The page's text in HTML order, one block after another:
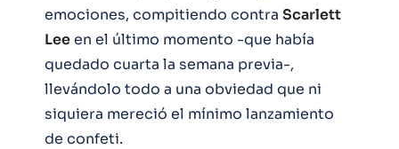
emociones, compitiendo contra Scarlett
Leeen el último momento -que había
quedado cuarta la semana previa-,
llevándolo todo a una obviedad que ni
siquiera mereció el mínimo lanzamiento
de confeti.